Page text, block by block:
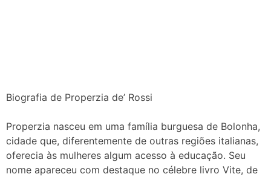
Biografia de Properzia de’ Rossi
Properzia nasceu em uma família burguesa de Bolonha,
cidade que, diferentemente de outras regiões italianas,
oferecia às mulheres algum acesso à educação. Seu
nome apareceu com destaque no célebre livro Vite, de